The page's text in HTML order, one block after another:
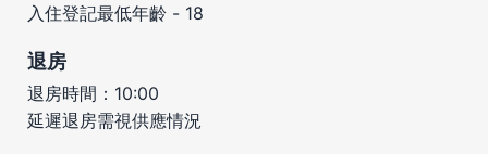
入住登記最低年齡 - 18
退房
退房時間：10:00
延遲退房需視供應情況